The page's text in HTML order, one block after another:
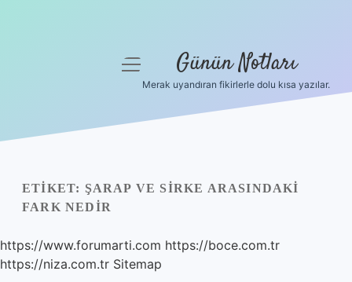
Yasal Uyarı
menüyü
Günün Notları
Merak uyandıran fikirlerle dolu kısa yazılar.
ETIKET: ŞARAP VE SIRKE ARASINDAKI
FARK NEDIR
https://www.forumarti.com https://boce.com.tr
https://niza.com.tr Sitemap